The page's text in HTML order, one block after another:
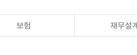
보험 재무설계